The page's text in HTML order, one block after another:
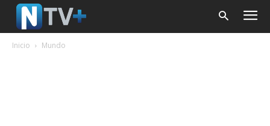
Inicio Mundo